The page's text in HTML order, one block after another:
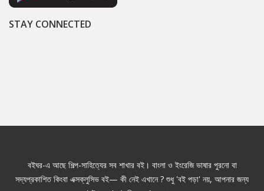
STAY CONNECTED
বইঘর-এ আছে শিল্প-সাহিত্যের সব শাখার বই। বাংলা ও ইংরেজি ভাষার পুরনো বা
সদ্যপ্রকাশিত কিংবা এক্সক্লুসিভ বই— কী নেই এখানে ? শুধু 'বই পড়া' নয়, আপনার জন্য